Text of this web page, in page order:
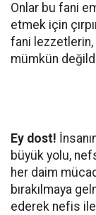
Onlar bu fani
etmek için
fani lezzetlerin,
mümkün
Ey dost!
büyük yolu,
her daim
bırakılmaya
ederek nefis